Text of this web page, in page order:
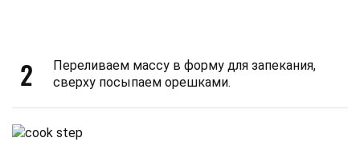
2
Переливаем массу в форму для запекания,
сверху посыпаем орешками.